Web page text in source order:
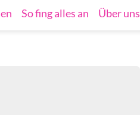
So fing alles an Über uns